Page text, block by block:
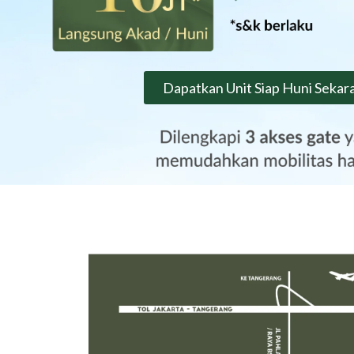
Dapatkan Unit Siap Huni